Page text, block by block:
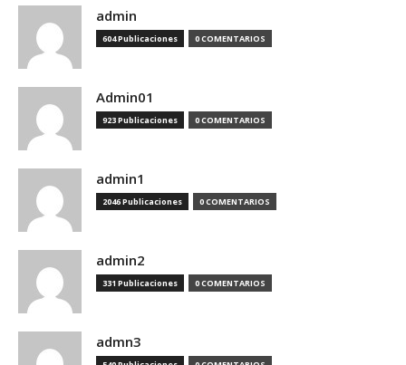
admin
604 Publicaciones 0 COMENTARIOS
Admin01
923 Publicaciones 0 COMENTARIOS
admin1
2046 Publicaciones 0 COMENTARIOS
admin2
331 Publicaciones 0 COMENTARIOS
admn3